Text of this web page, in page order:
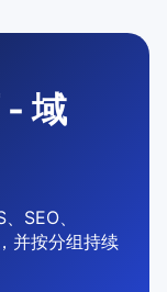
- 域
SEO、
并按分组持续